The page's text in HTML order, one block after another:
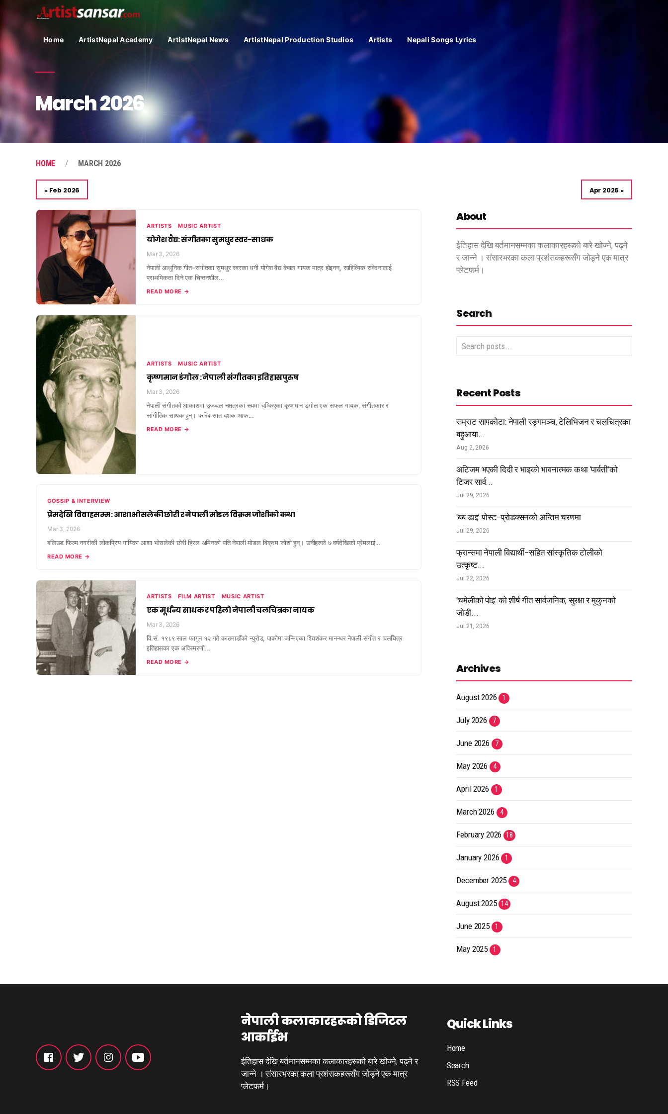
Home ArtistNepal Academy ArtistNepal News ArtistNepal Production Studios Artists Nepali Songs Lyrics
March 2026
HOME MARCH 2026
« Feb 2026 Apr 2026 »
ARTISTS MUSIC ARTIST
योगेश वैद्य: संगीतका सुमधुर स्वर–साधक
Mar 3, 2026
नेपाली आधुनिक गीत–संगीतका सुमधुर स्वरका धनी योगेश वैद्य केवल गायक मात्र होइनन्, साहित्यिक संवेदनालाई
प्राथमिकता दिने एक चिन्तनशील...
READ MORE →
ARTISTS MUSIC ARTIST
कृष्णमान डंगोल : नेपाली संगीतका इतिहासपुरुष
Mar 3, 2026
नेपाली संगीतको आकाशमा उज्ज्वल नक्षत्रका रूपमा चम्किएका कृष्णमान डंगोल एक सफल गायक, संगीतकार र
सांगीतिक साधक हुन्। करिब सात दशक आफ...
READ MORE →
GOSSIP & INTERVIEW
प्रेमदेखि विवाहसम्म : आशा भोसलेकी छोरी र नेपाली मोडल विक्रम जोशीको कथा
Mar 3, 2026
बलिउड फिल्म नगरीकी लोकप्रिय गायिका आशा भोसलेकी छोरी हिरल अमिनको पति नेपाली मोडल विक्रम जोशी हुन्। उनीहरुले ७ वर्षदेखिको प्रेमलाई...
READ MORE →
ARTISTS FILM ARTIST MUSIC ARTIST
एक मूर्धन्य साधक र पहिलो नेपाली चलचित्रका नायक
Mar 3, 2026
वि.सं. १९८९ साल फागुन १२ गते काठमाडौंको न्युरोड, पाकोमा जन्मिएका शिवशंकर मानन्धर नेपाली संगीत र चलचित्र
इतिहासका एक अविस्मरणी...
READ MORE →
About
ईतिहास देखि बर्तमानसम्मका कलाकारहरूको बारे खोज्ने, पढ्ने
र जान्ने । संसारभरका कला प्रशंसकहरूसँग जोड्ने एक मात्र
प्लेटफर्म।
Search
Recent Posts
सम्राट सापकोटा: नेपाली रङ्गमञ्च, टेलिभिजन र चलचित्रका
बहुआया...
Aug 2, 2026
अटिजम भएकी दिदी र भाइको भावनात्मक कथा ‘पार्वती’को
टिजर सार्व...
Jul 29, 2026
‘बब डाइ’ पोस्ट–प्रोडक्सनको अन्तिम चरणमा
Jul 29, 2026
फ्रान्समा नेपाली विद्यार्थी–सहित सांस्कृतिक टोलीको
उत्कृष्ट...
Jul 22, 2026
‘चमेलीको पोइ’ को शीर्ष गीत सार्वजनिक, सुरक्षा र मुकुनको
जोडी...
Jul 21, 2026
Archives
August 2026 1
July 2026 7
June 2026 7
May 2026 4
April 2026 1
March 2026 4
February 2026 18
January 2026 1
December 2025 4
August 2025 14
June 2025 1
May 2025 1
नेपाली कलाकारहरूको डिजिटल
आर्काईभ
ईतिहास देखि बर्तमानसम्मका कलाकारहरूको बारे खोज्ने, पढ्ने र
जान्ने । संसारभरका कला प्रशंसकहरूसँग जोड्ने एक मात्र
प्लेटफर्म।
Quick Links
Home
Search
RSS Feed